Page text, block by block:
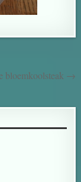
bloemkoolsteak →